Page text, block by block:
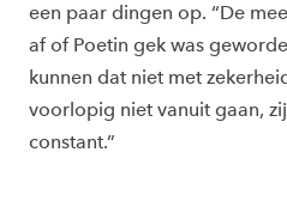
een paar dingen op. “De
af of Poetin gek was
kunnen dat niet met
voorlopig niet vanuit gaan,
constant.”